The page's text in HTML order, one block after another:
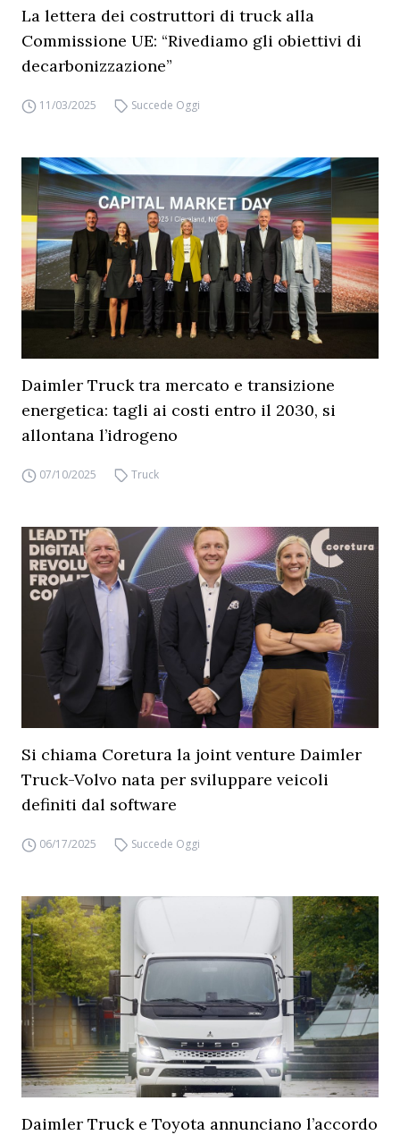
La lettera dei costruttori di truck alla
Commissione UE: “Rivediamo gli obiettivi di
decarbonizzazione”
11/03/2025 Succede Oggi
Daimler Truck tra mercato e transizione
energetica: tagli ai costi entro il 2030, si
allontana l’idrogeno
07/10/2025 Truck
Si chiama Coretura la joint venture Daimler
Truck-Volvo nata per sviluppare veicoli
definiti dal software
06/17/2025 Succede Oggi
Daimler Truck e Toyota annunciano l’accordo